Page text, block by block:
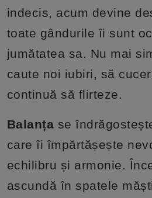
indecis, acum devine
toate gândurile îi sunt
jumătatea sa. Nu mai
caute noi iubiri, să
continuă să flirteze.
Balanța se
care îi împărtășește
echilibru și armonie.
ascundă în spatele